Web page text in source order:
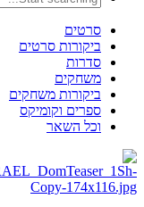
סרטים
ביקורות סרטים
סדרות
משחקים
ביקורות משחקים
ספרים וקומיקס
וכל השאר